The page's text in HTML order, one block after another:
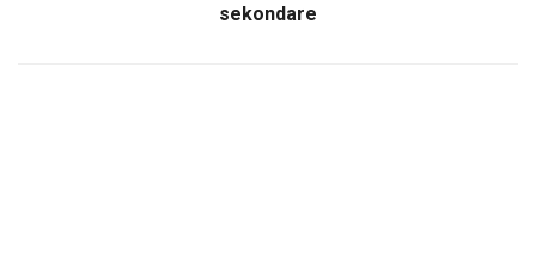
sekondare